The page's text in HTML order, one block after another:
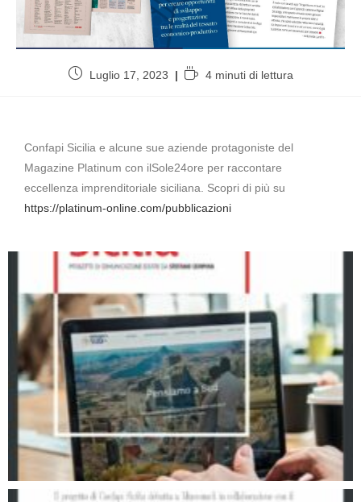
Luglio 17, 2023 4 minuti di lettura
Confapi Sicilia e alcune sue aziende protagoniste del
Magazine Platinum con ilSole24ore per raccontare
eccellenza imprenditoriale siciliana. Scopri di più su
https://platinum-online.com/pubblicazioni